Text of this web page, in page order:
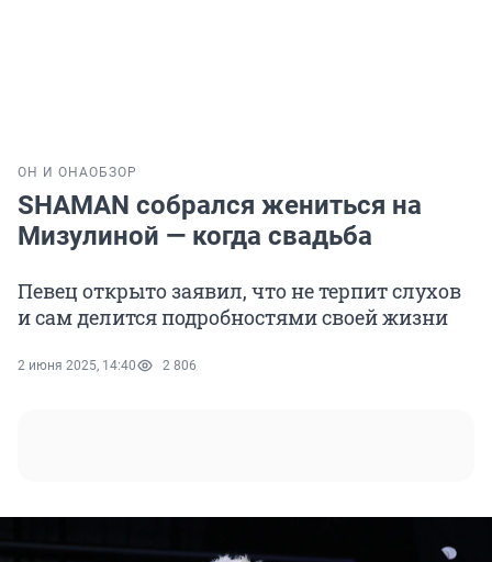
ОН И ОНАОБЗОР
SHAMAN собрался жениться на
Мизулиной — когда свадьба
Певец открыто заявил, что не терпит слухов
и сам делится подробностями своей жизни
2 июня 2025, 14:40 2 806